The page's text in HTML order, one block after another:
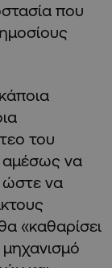
που
του
αμέσως να
ώστε να
«καθαρίσει